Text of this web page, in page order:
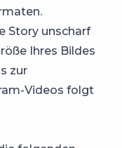
Story unscharf
Ihres Bildes
zur
Videos folgt